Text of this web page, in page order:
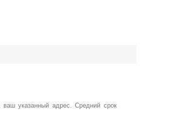
указанный адрес. Средний срок